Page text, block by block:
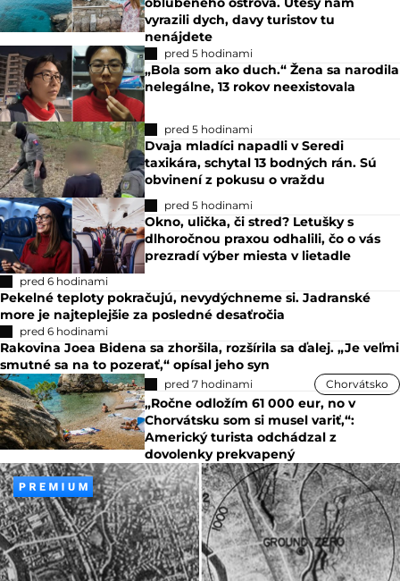
vyrazili dych, davy turistov tu
nenájdete
pred 5 hodinami
„Bola som ako duch.“ Žena sa narodila
nelegálne, 13 rokov neexistovala
pred 5 hodinami
Dvaja mladíci napadli v Seredi
taxikára, schytal 13 bodných rán. Sú
obvinení z pokusu o vraždu
pred 5 hodinami
Okno, ulička, či stred? Letušky s
dlhoročnou praxou odhalili, čo o vás
prezradí výber miesta v lietadle
pred 6 hodinami
Pekelné teploty pokračujú, nevydýchneme si. Jadranské
more je najteplejšie za posledné desaťročia
pred 6 hodinami
Rakovina Joea Bidena sa zhoršila, rozšírila sa ďalej. „Je veľmi
smutné sa na to pozerať,“ opísal jeho syn
pred 7 hodinami Chorvátsko
„Ročne odložím 61 000 eur, no v
Chorvátsku som si musel variť,“:
Americký turista odchádzal z
dovolenky prekvapený